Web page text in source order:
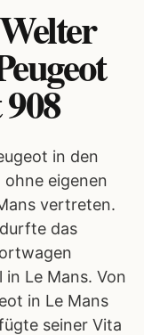
in den
ohne eigenen
vertreten.
das
Le Mans. Von
in Le Mans
seiner Vita